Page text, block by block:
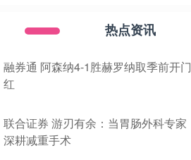
热点资讯
融券通 阿森纳4-1胜赫罗纳取季前开门
红
联合证券 游刃有余：当胃肠外科专家
深耕减重手术